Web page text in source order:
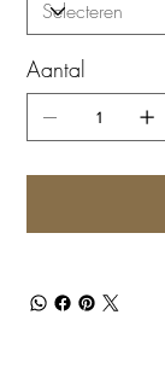
Aantal